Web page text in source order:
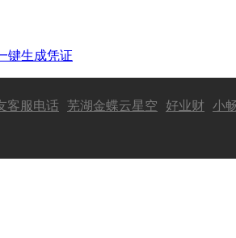
键生成凭证
客服电话 芜湖金蝶云星空 好业财 小